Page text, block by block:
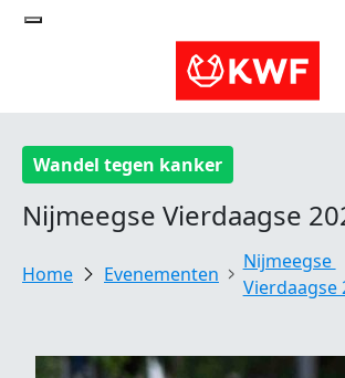
Wandel tegen kanker
Nijmeegse Vierdaagse
Evenementen
Nijmeegse
Vierdaagse